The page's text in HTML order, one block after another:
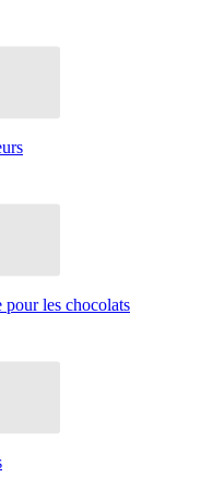
pour les chocolats